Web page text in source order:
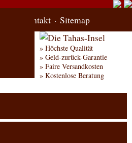
Kontakt Sitemap
Höchste Qualität
Geld-zurück-Garantie
Faire Versandkosten
Kostenlose Beratung